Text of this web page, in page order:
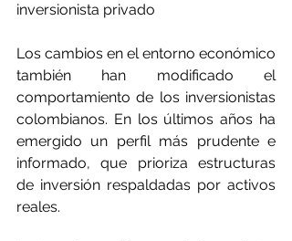
inversionista privado
Los cambios en el entorno económico
también han modificado el
comportamiento de los inversionistas
colombianos. En los últimos años ha
emergido un perfil más prudente e
informado, que prioriza estructuras
de inversión respaldadas por activos
reales.